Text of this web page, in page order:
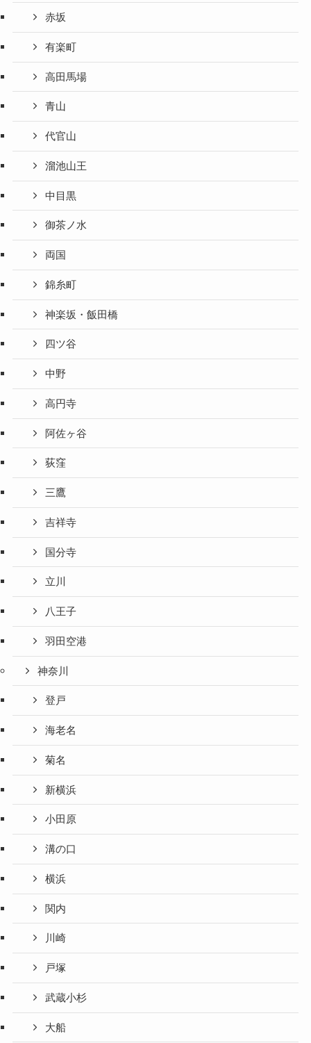
赤坂
有楽町
高田馬場
青山
代官山
溜池山王
中目黒
御茶ノ水
両国
錦糸町
神楽坂・飯田橋
四ツ谷
中野
高円寺
阿佐ヶ谷
荻窪
三鷹
吉祥寺
国分寺
立川
八王子
羽田空港
神奈川
登戸
海老名
菊名
新横浜
小田原
溝の口
横浜
関内
川崎
戸塚
武蔵小杉
大船